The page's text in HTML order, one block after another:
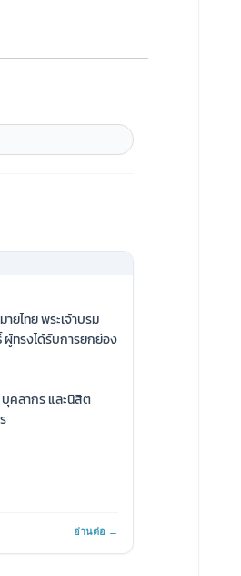
ยไทย พระเจ้าบรม
ผู้ทรงได้รับการยกย่อง
คลากร และนิสิต
อ่านต่อ →